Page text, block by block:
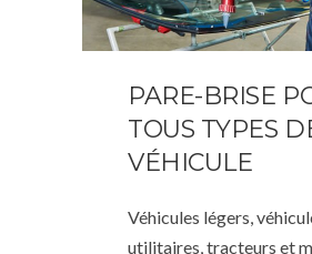
PARE-BRISE
TOUS TYPES
VÉHICULE
Véhicules légers,
utilitaires, tracteurs et